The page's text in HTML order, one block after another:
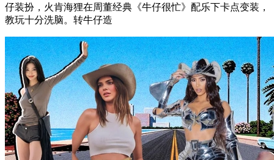
仔装扮，火肯海狸在周董经典《牛仔很忙》配乐下卡点变装，
教玩十分洗脑。转牛仔造